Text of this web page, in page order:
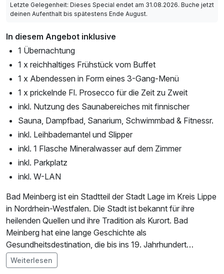
Letzte Gelegenheit: Dieses Special endet am 31.08.2026. Buche jetzt
deinen Aufenthalt bis spätestens Ende August.
In diesem Angebot inklusive
1 Übernachtung
1 x reichhaltiges Frühstück vom Buffet
1 x Abendessen in Form eines 3-Gang-Menü
1 x prickelnde Fl. Prosecco für die Zeit zu Zweit
inkl. Nutzung des Saunabereiches mit finnischer
Sauna, Dampfbad, Sanarium, Schwimmbad & Fitnessr.
inkl. Leihbademantel und Slipper
inkl. 1 Flasche Mineralwasser auf dem Zimmer
inkl. Parkplatz
inkl. W-LAN
Bad Meinberg ist ein Stadtteil der Stadt Lage im Kreis Lippe
in Nordrhein-Westfalen. Die Stadt ist bekannt für ihre
heilenden Quellen und ihre Tradition als Kurort. Bad
Meinberg hat eine lange Geschichte als
Gesundheitsdestination, die bis ins 19. Jahrhundert
zurückreicht. Die Region ist von einer wunderschönen
Natur geprägt, die sich ideal für Erholung und Entspannung
Im Angebot enthalten
Weiterlesen